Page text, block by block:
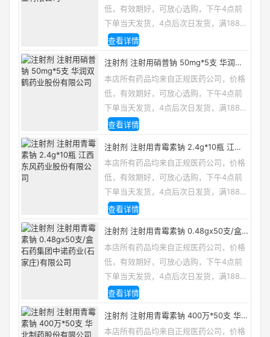
低，有效期好，可放心选购，下午4点前
下单当天发货，4点后次日发货，满188包
邮，咨询电话/微信：13335162133
查看详情
注射剂 注射用硝普钠 50mg*5支 华润双
鹤药业股份有限公司
本店所有药品均来自正规医药公司，价格
低，有效期好，可放心选购，下午4点前
下单当天发货，4点后次日发货，满188包
邮，咨询电话/微信：13335162133
查看详情
注射剂 注射用青霉素钠 2.4g*10瓶 江西
东风药业股份有限公司
本店所有药品均来自正规医药公司，价格
低，有效期好，可放心选购，下午4点前
下单当天发货，4点后次日发货，满188包
邮，咨询电话/微信：13335162133
查看详情
注射剂 注射用青霉素钠 0.48gx50支/盒
石药集团中诺药业(石家庄)有限公司
本店所有药品均来自正规医药公司，价格
低，有效期好，可放心选购，下午4点前
下单当天发货，4点后次日发货，满188包
邮，咨询电话/微信：13335162133
查看详情
注射剂 注射用青霉素钠 400万*50支 华
北制药股份有限公司
本店所有药品均来自正规医药公司，价格